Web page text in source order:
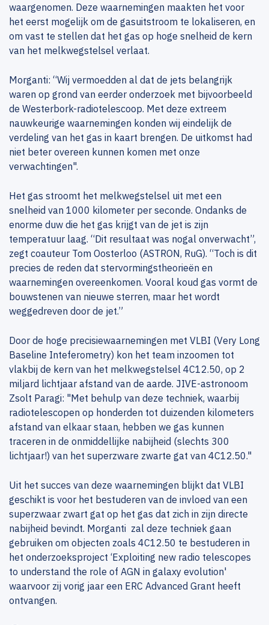
waargenomen. Deze waarnemingen maakten het voor
het eerst mogelijk om de gasuitstroom te lokaliseren, en
om vast te stellen dat het gas op hoge snelheid de kern
van het melkwegstelsel verlaat.
Morganti: “Wij vermoedden al dat de jets belangrijk
waren op grond van eerder onderzoek met bijvoorbeeld
de Westerbork-radiotelescoop. Met deze extreem
nauwkeurige waarnemingen konden wij eindelijk de
verdeling van het gas in kaart brengen. De uitkomst had
niet beter overeen kunnen komen met onze
verwachtingen".
Het gas stroomt het melkwegstelsel uit met een
snelheid van 1000 kilometer per seconde. Ondanks de
enorme duw die het gas krijgt van de jet is zijn
temperatuur laag. “Dit resultaat was nogal onverwacht”,
zegt coauteur Tom Oosterloo (ASTRON, RuG). “Toch is dit
precies de reden dat stervormingstheorieën en
waarnemingen overeenkomen. Vooral koud gas vormt de
bouwstenen van nieuwe sterren, maar het wordt
weggedreven door de jet.”
Door de hoge precisiewaarnemingen met VLBI (Very Long
Baseline Inteferometry) kon het team inzoomen tot
vlakbij de kern van het melkwegstelsel 4C12.50, op 2
miljard lichtjaar afstand van de aarde. JIVE-astronoom
Zsolt Paragi: "Met behulp van deze techniek, waarbij
radiotelescopen op honderden tot duizenden kilometers
afstand van elkaar staan, hebben we gas kunnen
traceren in de onmiddellijke nabijheid (slechts 300
lichtjaar!) van het superzware zwarte gat van 4C12.50."
Uit het succes van deze waarnemingen blijkt dat VLBI
geschikt is voor het bestuderen van de invloed van een
superzwaar zwart gat op het gas dat zich in zijn directe
nabijheid bevindt. Morganti zal deze techniek gaan
gebruiken om objecten zoals 4C12.50 te bestuderen in
het onderzoeksproject ‘Exploiting new radio telescopes
to understand the role of AGN in galaxy evolution'
waarvoor zij vorig jaar een ERC Advanced Grant heeft
ontvangen.